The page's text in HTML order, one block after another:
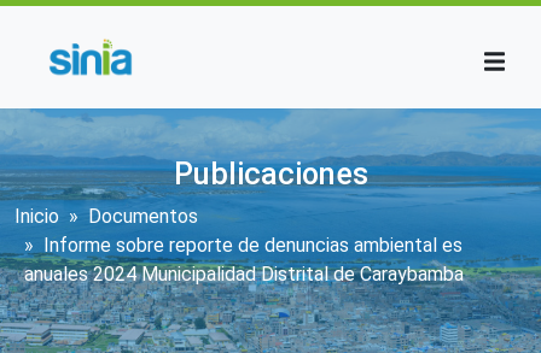
Publicaciones
Sobrescribir enlaces de ayuda a la
Inicio
Documentos
Informe sobre reporte de denuncias ambiental es
anuales 2024 Municipalidad Distrital de Caraybamba